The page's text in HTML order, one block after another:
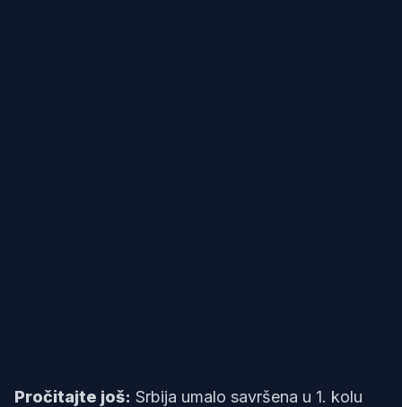
Pročitajte još: Srbija umalo savršena u 1. kolu